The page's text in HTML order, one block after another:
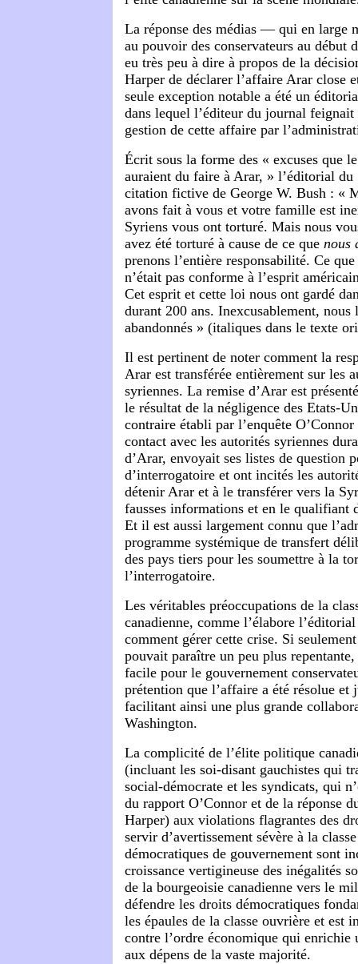
La réponse des médias — qui en large
au pouvoir des conservateurs au début
eu très peu à dire à propos de la
Harper de déclarer l’affaire Arar close
seule exception notable a été un
dans lequel l’éditeur du journal feignait
gestion de cette affaire par
Écrit sous la forme des « excuses que
auraient du faire à Arar, » l’éditorial du
citation fictive de George W. Bush : «
avons fait à vous et votre famille est
Syriens vous ont torturé. Mais nous
avez été torturé à cause de ce que nous
prenons l’entière responsabilité. Ce
n’était pas conforme à l’esprit
Cet esprit et cette loi nous ont gardé
durant 200 ans. Inexcusablement, nous
abandonnés » (italiques dans le texte
Il est pertinent de noter comment la
Arar est transférée entièrement sur les
syriennes. La remise d’Arar est
le résultat de la négligence des Etats-
contraire établi par l’enquête
contact avec les autorités syriennes
d’Arar, envoyait ses listes de question
d’interrogatoire et ont incités les
détenir Arar et à le transférer vers la
fausses informations et en le qualifiant
Et il est aussi largement connu que
programme systémique de transfert
des pays tiers pour les soumettre à la
l’interrogatoire.
Les véritables préoccupations de la
canadienne, comme l’élabore
comment gérer cette crise. Si
pouvait paraître un peu plus
facile pour le gouvernement
prétention que l’affaire a été résolue et
facilitant ainsi une plus grande
Washington.
La complicité de l’élite politique
(incluant les soi-disant gauchistes qui
social-démocrate et les syndicats, qui
du rapport O’Connor et de la réponse
Harper) aux violations flagrantes des
servir d’avertissement sévère à la
démocratiques de gouvernement sont
croissance vertigineuse des inégalités
de la bourgeoisie canadienne vers le
défendre les droits démocratiques
les épaules de la classe ouvrière et est
contre l’ordre économique qui enrichie
aux dépens de la vaste majorité.